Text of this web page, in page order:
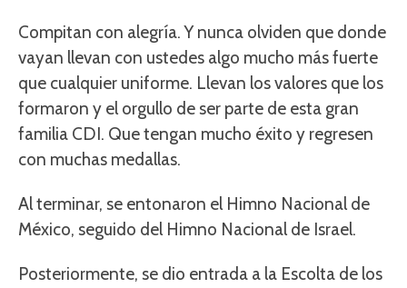
Compitan con alegría. Y nunca olviden que donde
vayan llevan con ustedes algo mucho más fuerte
que cualquier uniforme. Llevan los valores que los
formaron y el orgullo de ser parte de esta gran
familia CDI. Que tengan mucho éxito y regresen
con muchas medallas.
Al terminar, se entonaron el Himno Nacional de
México, seguido del Himno Nacional de Israel.
Posteriormente, se dio entrada a la Escolta de los